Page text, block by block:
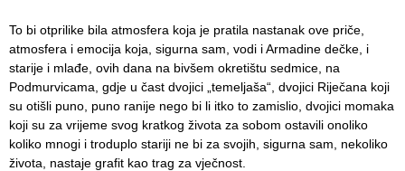
To bi otprilike bila atmosfera koja je pratila nastanak ove priče,
atmosfera i emocija koja, sigurna sam, vodi i Armadine dečke, i
starije i mlađe, ovih dana na bivšem okretištu sedmice, na
Podmurvicama, gdje u čast dvojici „temeljaša“, dvojici Riječana koji
su otišli puno, puno ranije nego bi li itko to zamislio, dvojici momaka
koji su za vrijeme svog kratkog života za sobom ostavili onoliko
koliko mnogi i troduplo stariji ne bi za svojih, sigurna sam, nekoliko
života, nastaje grafit kao trag za vječnost.